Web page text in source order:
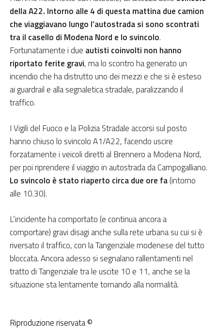
della A22. Intorno alle 4 di questa mattinadue camion
che viaggiavano lungo l’autostrada si sono scontrati
tra il casello di Modena Nord e lo svincolo.
Fortunatamente i due autisti coinvolti non hanno
riportato ferite gravi, ma lo scontro ha generato un
incendio che ha distrutto uno dei mezzi e che si è esteso
ai guardrail e alla segnaletica stradale, paralizzando il
traffico.
I Vigili del Fuoco e la Polizia Stradale accorsi sul posto
hanno chiuso lo svincolo A1/A22, facendo uscire
forzatamente i veicoli diretti al Brennero a Modena Nord,
per poi riprendere il viaggio in autostrada da Campogalliano.
Lo svincolo è stato riaperto circa due ore fa(intorno
alle 10.30).
L’incidente ha comportato (e continua ancora a
comportare) gravi disagi anche sulla rete urbana su cui si è
riversato il traffico, con la Tangenziale modenese del tutto
bloccata. Ancora adesso si segnalano rallentamenti nel
tratto di Tangenziale tra le uscite 10 e 11, anche se la
situazione sta lentamente tornando alla normalità.
Riproduzione riservata ©